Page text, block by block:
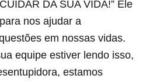
DA SUA VIDA!” Ele
nos ajudar a
em nossas vidas.
equipe estiver lendo isso,
estamos